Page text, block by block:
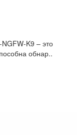
K9 – это
обнар..